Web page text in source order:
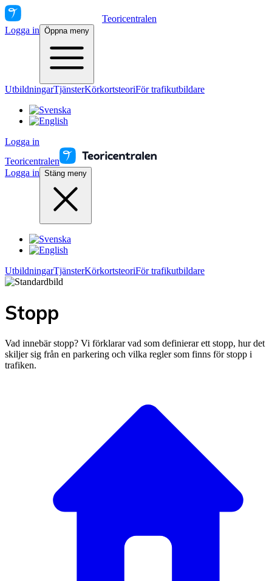
Teoricentralen
Logga in Öppna meny
UtbildningarTjänsterKörkortsteoriFör trafikutbildare
Logga in
Teoricentralen
Logga in Stäng meny
UtbildningarTjänsterKörkortsteoriFör trafikutbildare
Stopp
Vad innebär stopp? Vi förklarar vad som definierar ett stopp, hur det
skiljer sig från en parkering och vilka regler som finns för stopp i
trafiken.